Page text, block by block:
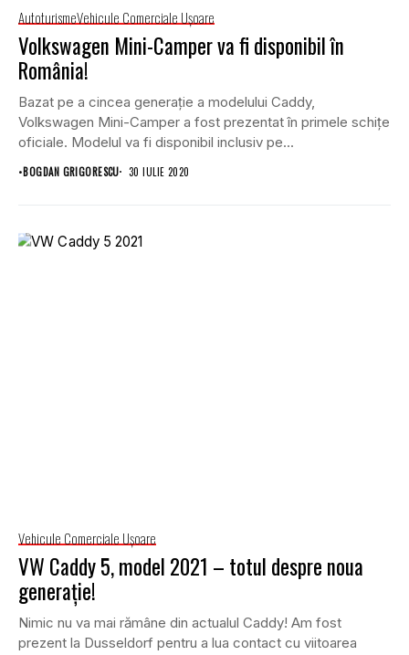
AutoturismeVehicule Comerciale Uşoare
Volkswagen Mini-Camper va fi disponibil în
România!
Bazat pe a cincea generație a modelului Caddy,
Volkswagen Mini-Camper a fost prezentat în primele schițe
oficiale. Modelul va fi disponibil inclusiv pe...
•BOGDAN GRIGORESCU 30 IULIE 2020
Vehicule Comerciale Uşoare
VW Caddy 5, model 2021 – totul despre noua
generație!
Nimic nu va mai rămâne din actualul Caddy! Am fost
prezent la Dusseldorf pentru a lua contact cu viitoarea